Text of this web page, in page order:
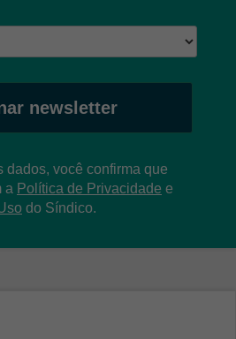
newsletter
dados, você confirma que
a Política de Privacidade e
do Síndico.